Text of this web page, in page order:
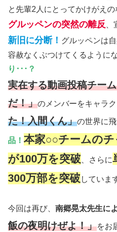
と先輩2人にとってかけがえの
グルッペンの突然の離反
新旧に分断！ グルッペンは
容赦なくぶつけてくるように
り･･･？
実在する動画投稿チー
だ！」のメンバーをキャラ
た！入間くん」の世界に
品！ 本家○○チームの
が100万を突破 、さらに
300万部を突破していま
今回は再び、 南郷晃太先生に
飯の夜明けぜよ！」をお